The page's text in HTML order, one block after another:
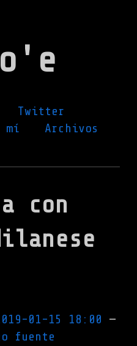
Twitter
mí
Archivos
con
01-15 18:00
fuente